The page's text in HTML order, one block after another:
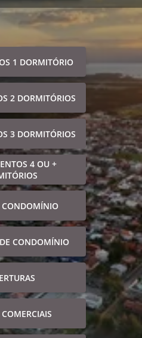
1 DORMITÓRIO
2 DORMITÓRIOS
3 DORMITÓRIOS
4 OU +
CONDOMÍNIO
CONDOMÍNIO